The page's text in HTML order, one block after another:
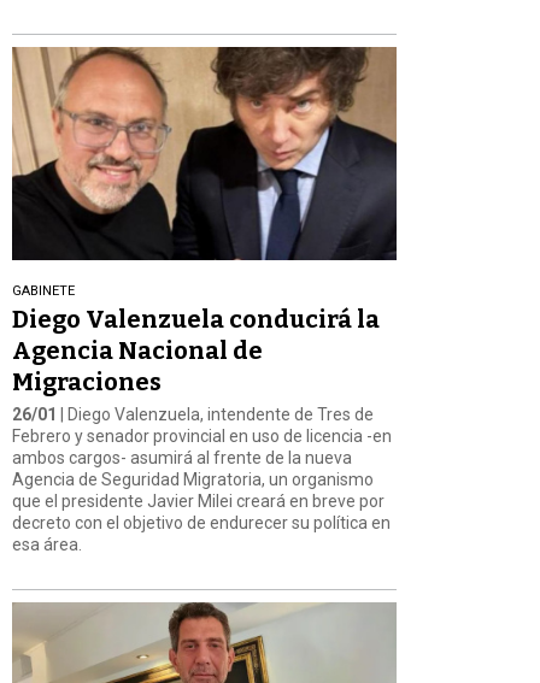
GABINETE
Diego Valenzuela conducirá la
Agencia Nacional de
Migraciones
26/01 | Diego Valenzuela, intendente de Tres de
Febrero y senador provincial en uso de licencia -en
ambos cargos- asumirá al frente de la nueva
Agencia de Seguridad Migratoria, un organismo
que el presidente Javier Milei creará en breve por
decreto con el objetivo de endurecer su política en
esa área.